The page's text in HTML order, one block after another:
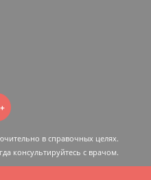
в справочных целях.
консультируйтесь c врачом.